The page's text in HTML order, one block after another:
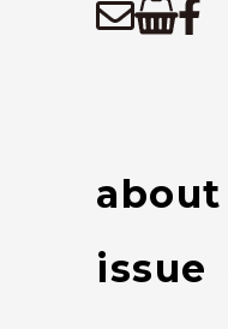
about
issue